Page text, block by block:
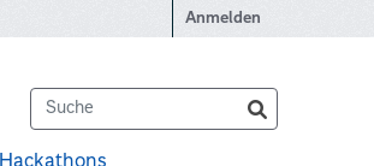
Anmelden